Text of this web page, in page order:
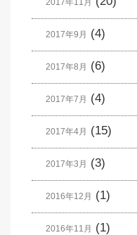
2017年11月
2017年9月 (4)
2017年8月 (6)
2017年7月 (4)
2017年4月 (15)
2017年3月 (3)
2016年12月 (1)
2016年11月 (1)